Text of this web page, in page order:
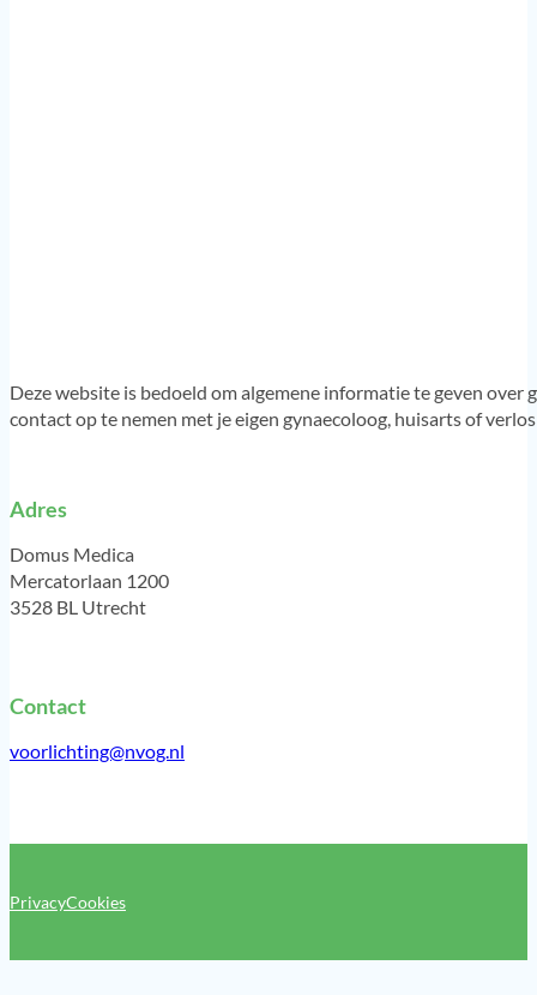
Deze website is bedoeld om algemene informatie te geven
contact op te nemen met je eigen gynaecoloog, huisarts of
Adres
Domus Medica
Mercatorlaan 1200
3528 BL Utrecht
Contact
voorlichting@nvog.nl
PrivacyCookies